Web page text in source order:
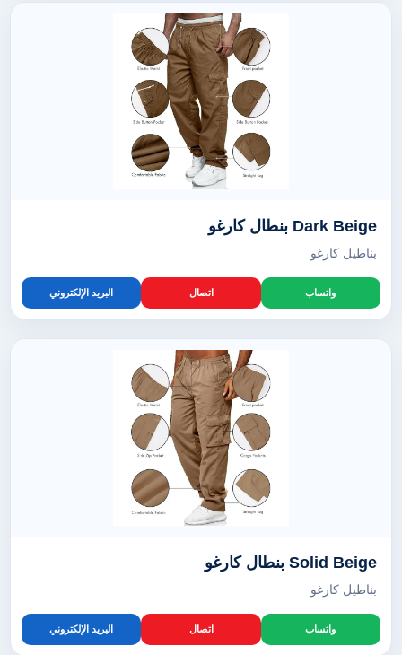
Dark Beige بنطال كارغو
بناطيل كارغو
واتساب اتصال البريد الإلكتروني
Solid Beige بنطال كارغو
بناطيل كارغو
واتساب اتصال البريد الإلكتروني